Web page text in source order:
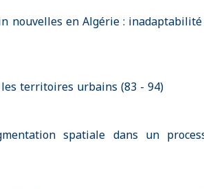
nouvelles en Algérie :
territoires urbains (83 - 94)
spatiale dans un